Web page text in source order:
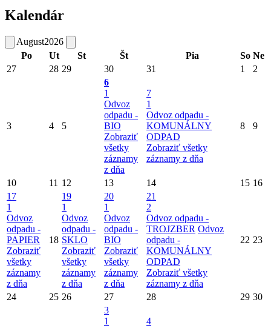
Kalendár
August2026
Po
Ut St Št Pia So Ne
27
28 29 30 31 1 2
3 4 5
6
1
Odvoz
odpadu -
BIO
Zobraziť
všetky
záznamy
z dňa
7
1
Odvoz odpadu -
KOMUNÁLNY
ODPAD
Zobraziť všetky
záznamy z dňa
8 9
10 11 12 13 14 15 16
17
1
Odvoz
odpadu -
PAPIER
Zobraziť
všetky
záznamy
z dňa
18
19
1
Odvoz
odpadu -
SKLO
Zobraziť
všetky
záznamy
z dňa
20
1
Odvoz
odpadu -
BIO
Zobraziť
všetky
záznamy
z dňa
21
2
Odvoz odpadu -
TROJZBER Odvoz
odpadu -
KOMUNÁLNY
ODPAD
Zobraziť všetky
záznamy z dňa
22 23
24 25 26 27 28 29 30
3
1
4